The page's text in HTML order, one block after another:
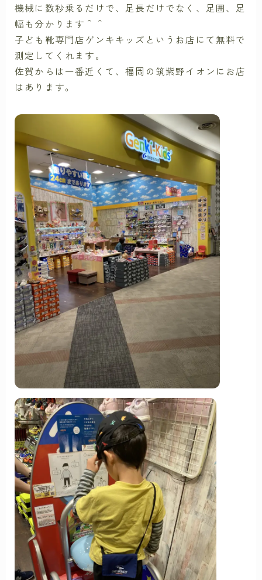
機械に数秒乗るだけで、足長だけでなく、足囲、足
幅も分かります＾＾
子ども靴専門店ゲンキキッズというお店にて無料で
測定してくれます。
佐賀からは一番近くて、福岡の筑紫野イオンにお店
はあります。